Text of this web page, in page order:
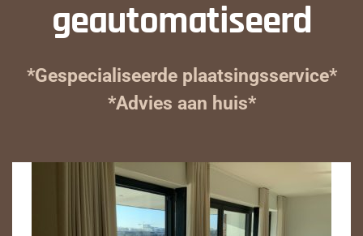
geautomatiseerd
*Gespecialiseerde plaatsingsservice*
*Advies aan huis*